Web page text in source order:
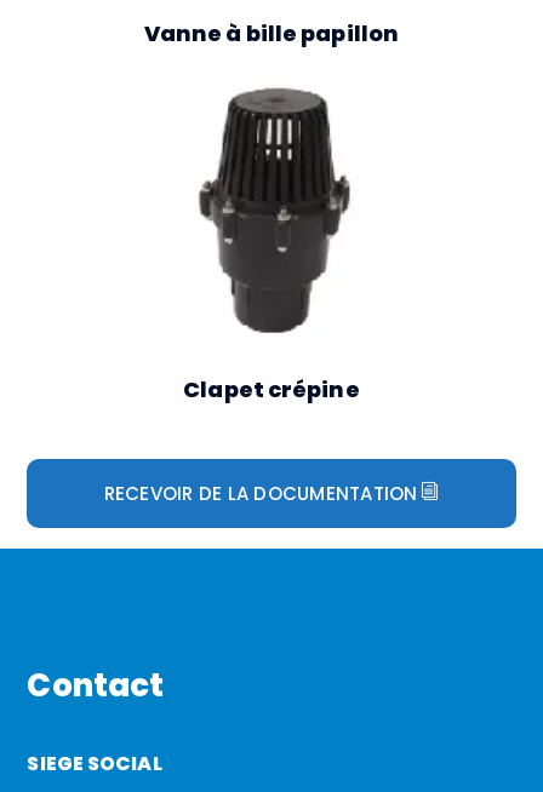
Vanne à bille papillon
Clapet crépine
RECEVOIR DE LA DOCUMENTATION
Contact
SIEGE SOCIAL